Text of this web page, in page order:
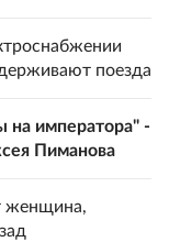
поезда
на императора" -
Пиманова
женщина,